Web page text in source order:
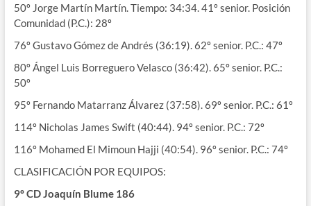
50º Jorge Martín Martín. Tiempo: 34:34. 41º senior. Posición
Comunidad (P.C.): 28º
76º Gustavo Gómez de Andrés (36:19). 62º senior. P.C.: 47º
80º Ángel Luis Borreguero Velasco (36:42). 65º senior. P.C.:
50º
95º Fernando Matarranz Álvarez (37:58). 69º senior. P.C.: 61º
114º Nicholas James Swift (40:44). 94º senior. P.C.: 72º
116º Mohamed El Mimoun Hajji (40:54). 96º senior. P.C.: 74º
CLASIFICACIÓN POR EQUIPOS:
9º CD Joaquín Blume 186